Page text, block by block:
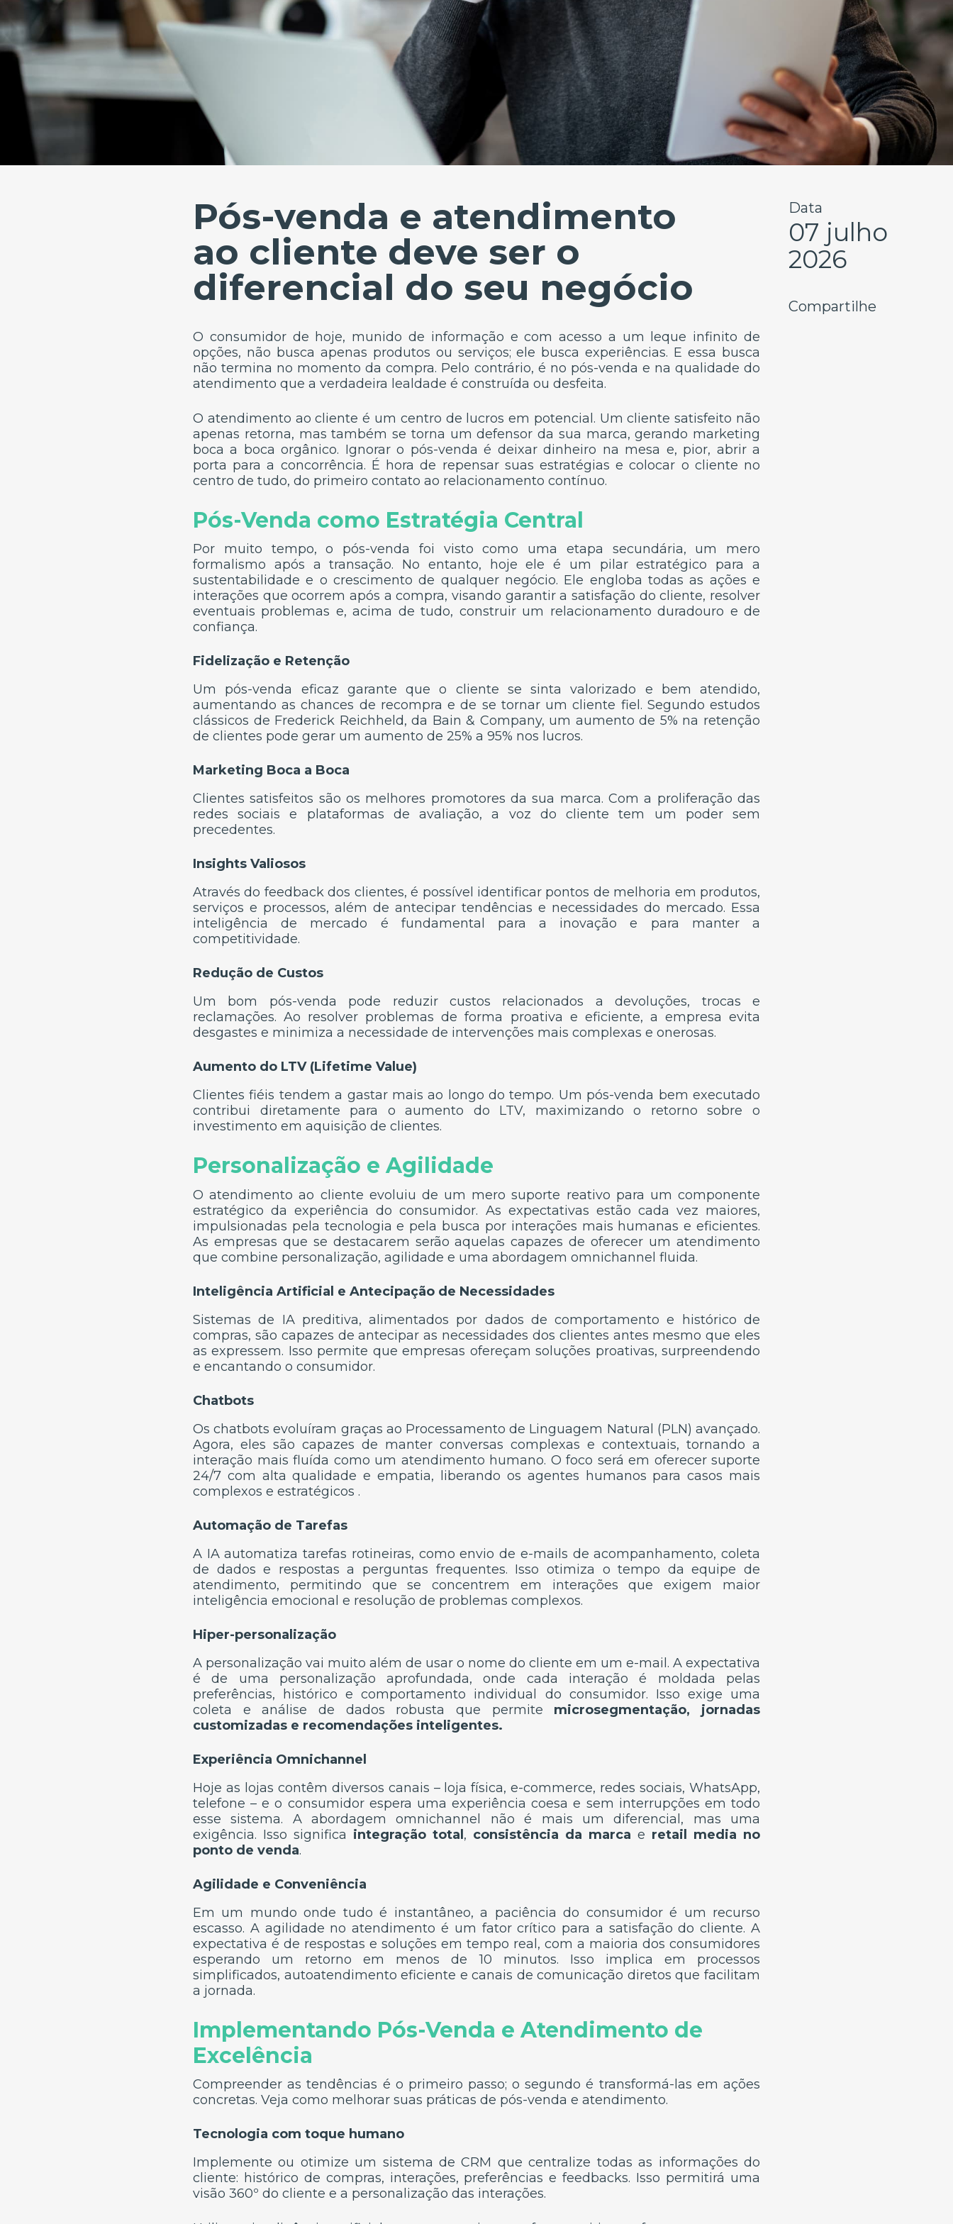
Pós-venda e atendimento
ao cliente deve ser o
diferencial do seu negócio
O consumidor de hoje, munido de informação e com acesso a um leque infinito de
opções, não busca apenas produtos ou serviços; ele busca experiências. E essa busca
não termina no momento da compra. Pelo contrário, é no pós-venda e na qualidade do
atendimento que a verdadeira lealdade é construída ou desfeita.
O atendimento ao cliente é um centro de lucros em potencial. Um cliente satisfeito não
apenas retorna, mas também se torna um defensor da sua marca, gerando marketing
boca a boca orgânico. Ignorar o pós-venda é deixar dinheiro na mesa e, pior, abrir a
porta para a concorrência. É hora de repensar suas estratégias e colocar o cliente no
centro de tudo, do primeiro contato ao relacionamento contínuo.
Pós-Venda como Estratégia Central
Por muito tempo, o pós-venda foi visto como uma etapa secundária, um mero
formalismo após a transação. No entanto, hoje ele é um pilar estratégico para a
sustentabilidade e o crescimento de qualquer negócio. Ele engloba todas as ações e
interações que ocorrem após a compra, visando garantir a satisfação do cliente, resolver
eventuais problemas e, acima de tudo, construir um relacionamento duradouro e de
confiança.
Fidelização e Retenção
Um pós-venda eficaz garante que o cliente se sinta valorizado e bem atendido,
aumentando as chances de recompra e de se tornar um cliente fiel. Segundo estudos
clássicos de Frederick Reichheld, da Bain & Company, um aumento de 5% na retenção
de clientes pode gerar um aumento de 25% a 95% nos lucros.
Marketing Boca a Boca
Clientes satisfeitos são os melhores promotores da sua marca. Com a proliferação das
redes sociais e plataformas de avaliação, a voz do cliente tem um poder sem
precedentes.
Insights Valiosos
Através do feedback dos clientes, é possível identificar pontos de melhoria em produtos,
serviços e processos, além de antecipar tendências e necessidades do mercado. Essa
inteligência de mercado é fundamental para a inovação e para manter a
competitividade.
Redução de Custos
Um bom pós-venda pode reduzir custos relacionados a devoluções, trocas e
reclamações. Ao resolver problemas de forma proativa e eficiente, a empresa evita
desgastes e minimiza a necessidade de intervenções mais complexas e onerosas.
Aumento do LTV (Lifetime Value)
Clientes fiéis tendem a gastar mais ao longo do tempo. Um pós-venda bem executado
contribui diretamente para o aumento do LTV, maximizando o retorno sobre o
investimento em aquisição de clientes.
Personalização e Agilidade
O atendimento ao cliente evoluiu de um mero suporte reativo para um componente
estratégico da experiência do consumidor. As expectativas estão cada vez maiores,
impulsionadas pela tecnologia e pela busca por interações mais humanas e eficientes.
As empresas que se destacarem serão aquelas capazes de oferecer um atendimento
que combine personalização, agilidade e uma abordagem omnichannel fluida.
Inteligência Artificial e Antecipação de Necessidades
Sistemas de IA preditiva, alimentados por dados de comportamento e histórico de
compras, são capazes de antecipar as necessidades dos clientes antes mesmo que eles
as expressem. Isso permite que empresas ofereçam soluções proativas, surpreendendo
e encantando o consumidor.
Chatbots
Os chatbots evoluíram graças ao Processamento de Linguagem Natural (PLN) avançado.
Agora, eles são capazes de manter conversas complexas e contextuais, tornando a
interação mais fluída como um atendimento humano. O foco será em oferecer suporte
24/7 com alta qualidade e empatia, liberando os agentes humanos para casos mais
complexos e estratégicos .
Automação de Tarefas
A IA automatiza tarefas rotineiras, como envio de e-mails de acompanhamento, coleta
de dados e respostas a perguntas frequentes. Isso otimiza o tempo da equipe de
atendimento, permitindo que se concentrem em interações que exigem maior
inteligência emocional e resolução de problemas complexos.
Hiper-personalização
A personalização vai muito além de usar o nome do cliente em um e-mail. A expectativa
é de uma personalização aprofundada, onde cada interação é moldada pelas
preferências, histórico e comportamento individual do consumidor. Isso exige uma
coleta e análise de dados robusta que permite microsegmentação, jornadas
customizadas e recomendações inteligentes.
Experiência Omnichannel
Hoje as lojas contêm diversos canais – loja física, e-commerce, redes sociais, WhatsApp,
telefone – e o consumidor espera uma experiência coesa e sem interrupções em todo
esse sistema. A abordagem omnichannel não é mais um diferencial, mas uma
exigência. Isso significa integração total, consistência da marca e retail media no
ponto de venda.
Agilidade e Conveniência
Em um mundo onde tudo é instantâneo, a paciência do consumidor é um recurso
escasso. A agilidade no atendimento é um fator crítico para a satisfação do cliente. A
expectativa é de respostas e soluções em tempo real, com a maioria dos consumidores
esperando um retorno em menos de 10 minutos. Isso implica em processos
simplificados, autoatendimento eficiente e canais de comunicação diretos que facilitam
a jornada.
Implementando Pós-Venda e Atendimento de
Excelência
Compreender as tendências é o primeiro passo; o segundo é transformá-las em ações
concretas. Veja como melhorar suas práticas de pós-venda e atendimento.
Tecnologia com toque humano
Implemente ou otimize um sistema de CRM que centralize todas as informações do
cliente: histórico de compras, interações, preferências e feedbacks. Isso permitirá uma
visão 360º do cliente e a personalização das interações.
Data
07 julho
2026
Compartilhe